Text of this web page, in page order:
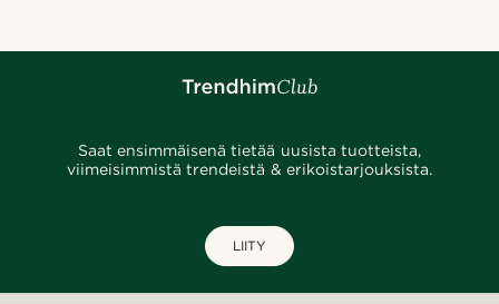
Saat ensimmäisenä tietää uusista tuotteista,
viimeisimmistä trendeistä & erikoistarjouksista.
LIITY